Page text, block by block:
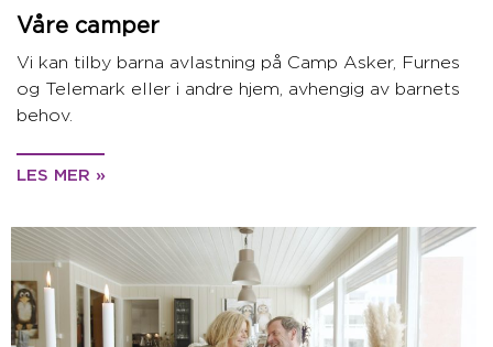
Våre camper
Vi kan tilby barna avlastning på Camp Asker, Furnes
og Telemark eller i andre hjem, avhengig av barnets
behov.
LES MER »